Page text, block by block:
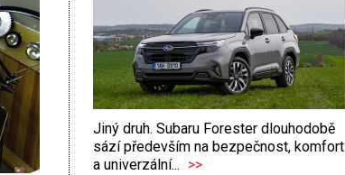
Jiný druh. Subaru Forester dlouhodobě
sází především na bezpečnost, komfort
a univerzální... >>